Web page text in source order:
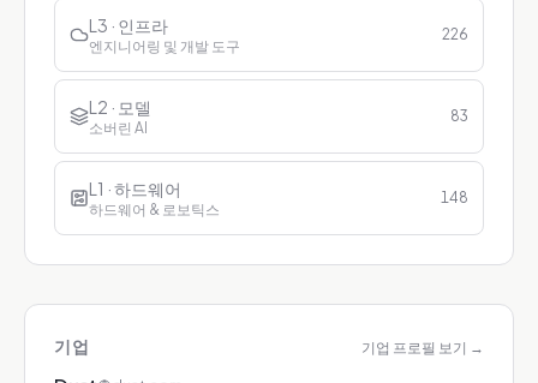
L3 · 인프라
엔지니어링 및 개발 도구
226
L2 · 모델
소버린 AI
83
L1 · 하드웨어
하드웨어 & 로보틱스
148
기업 기업 프로필 보기 →